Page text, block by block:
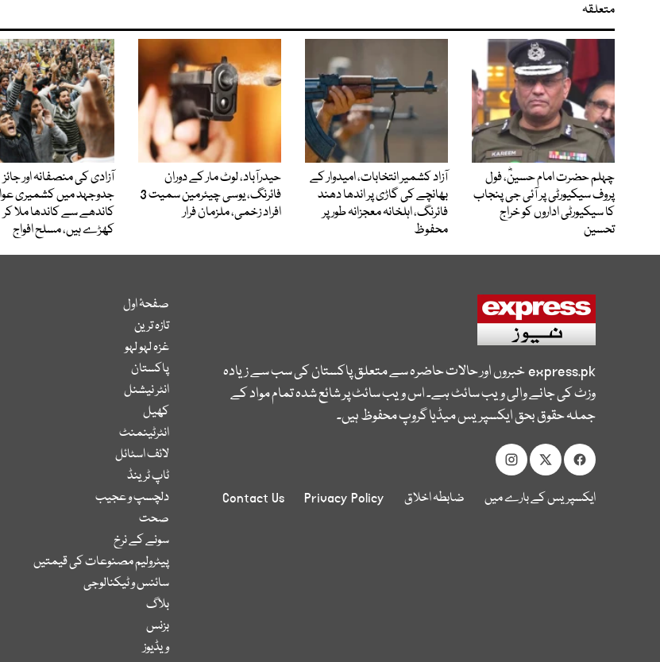
متعلقہ
چہلم حضرت امام حسینؓ، فول
پروف سیکیورٹی پر آئی جی پنجاب
کا سیکیورٹی اداروں کو خراج
تحسین
آزاد کشمیر انتخابات، امیدوار کے
بھانچے کی گاڑی پر اندھا دھند
فائرنگ، اہلخانہ معجزانہ طور پر
محفوظ
حیدرآباد، لوٹ مار کے دوران
فائرنگ، یوسی چیئرمین سمیت 3
افراد زخمی، ملزمان فرار
آزادی کی منصفانہ اور جائز
جدوجہد میں کشمیری
کاندھے سے کاندھا ملا کر
کھڑے ہیں، مسلح افواج
express.pkخبروں اور حالات حاضرہ سے متعلق پاکستان کی سب سے زیادہ
وزٹ کی جانے والی ویب سائٹ ہے۔ اس ویب سائٹ پر شائع شدہ تمام مواد کے
جملہ حقوق بحق ایکسپریس میڈیا گروپ محفوظ ہیں۔
ایکسپریس کے بارے میں ضابطہ اخلاق Privacy Policy
Contact Us
صفحۂ اول
تازہ ترین
غزہ لہو لہو
پاکستان
انٹر نیشنل
کھیل
انٹرٹینمنٹ
لائف اسٹائل
ٹاپ ٹرینڈ
دلچسپ و عجیب
صحت
سونے کے نرخ
پیٹرولیم مصنوعات کی قیمتیں
سائنس و ٹیکنالوجی
بلاگ
بزنس
ویڈیوز